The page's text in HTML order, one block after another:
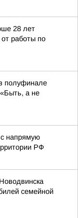
28 лет
работы по
полуфинале
«Быть, а не
напрямую
РФ
семейной